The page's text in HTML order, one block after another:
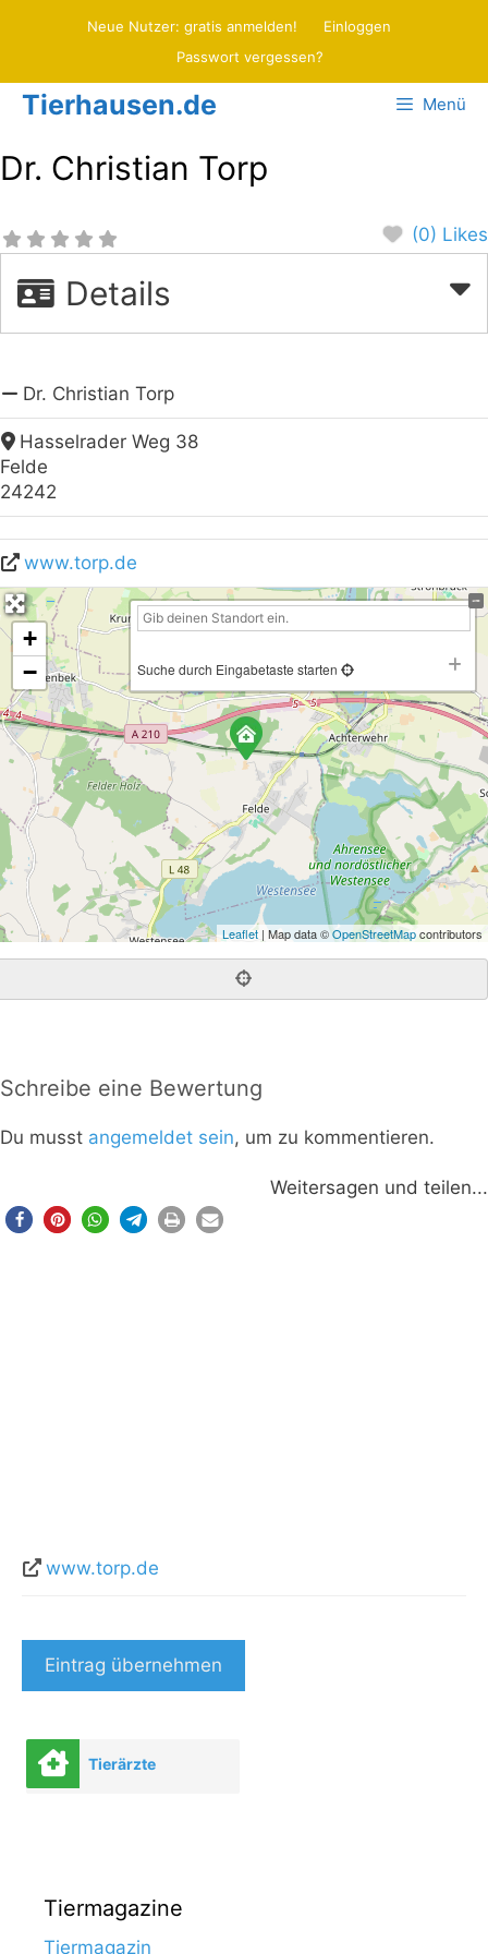
Neue Nutzer: gratis anmelden!
Einloggen
Passwort vergessen?
Tierhausen.de Menü
Dr. Christian Torp
(0) Likes
Details
Dr. Christian Torp
Hasselrader Weg 38
Felde
24242
www.torp.de
+
−
Suche durch Eingabetaste starten
Leaflet | Map data ©OpenStreetMapcontributors
Schreibe eine Bewertung
Du musst angemeldet sein, um zu kommentieren.
Weitersagen und teilen...
www.torp.de
Eintrag übernehmen
Tierärzte
Tiermagazine
Tiermagazin